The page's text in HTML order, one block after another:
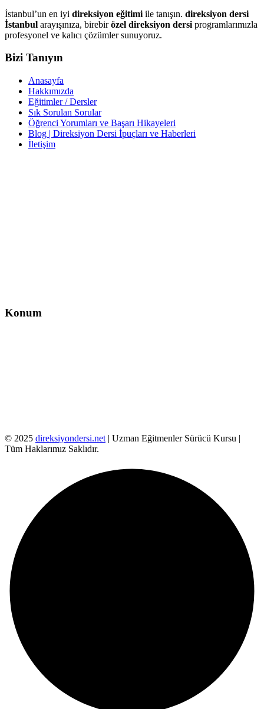
İstanbul’un en iyi direksiyon eğitimi ile tanışın. direksiyon dersi
İstanbul arayışınıza, birebirözel direksiyon dersi programlarımızla
profesyonel ve kalıcı çözümler sunuyoruz.
Bizi Tanıyın
Anasayfa
Hakkımızda
Eğitimler / Dersler
Sık Sorulan Sorular
Öğrenci Yorumları ve Başarı Hikayeleri
Blog | Direksiyon Dersi İpuçları ve Haberleri
İletişim
Konum
© 2025 direksiyondersi.net | Uzman Eğitmenler Sürücü Kursu |
Tüm Haklarımız Saklıdır.